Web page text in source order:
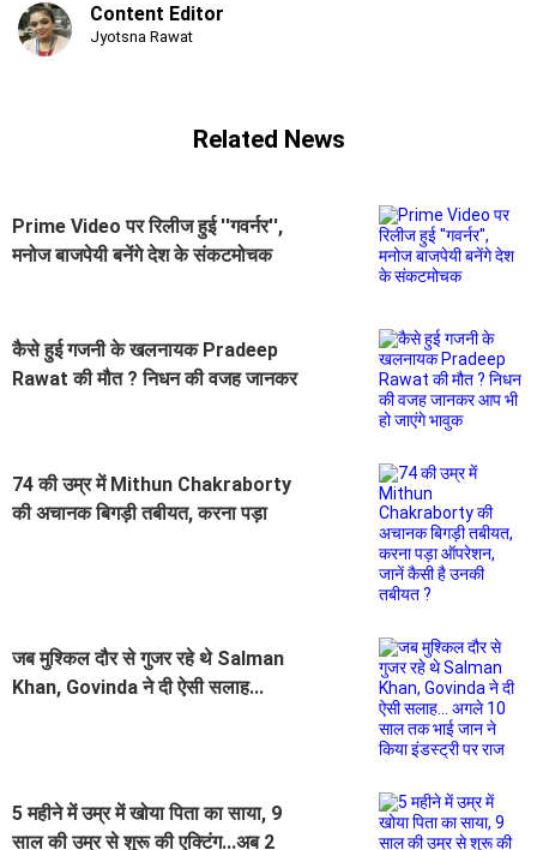
Content Editor
Jyotsna Rawat
Related News
Prime Video पर रिलीज हुई ''गवर्नर'',
मनोज बाजपेयी बनेंगे देश के संकटमोचक
कैसे हुई गजनी के खलनायक Pradeep
Rawat की मौत ? निधन की वजह जानकर
74 की उम्र में Mithun Chakraborty
की अचानक बिगड़ी तबीयत, करना पड़ा
जब मुश्किल दौर से गुजर रहे थे Salman
Khan, Govinda ने दी ऐसी सलाह...
5 महीने में उम्र में खोया पिता का साया, 9
साल की उम्र से शुरू की एक्टिंग...अब 2